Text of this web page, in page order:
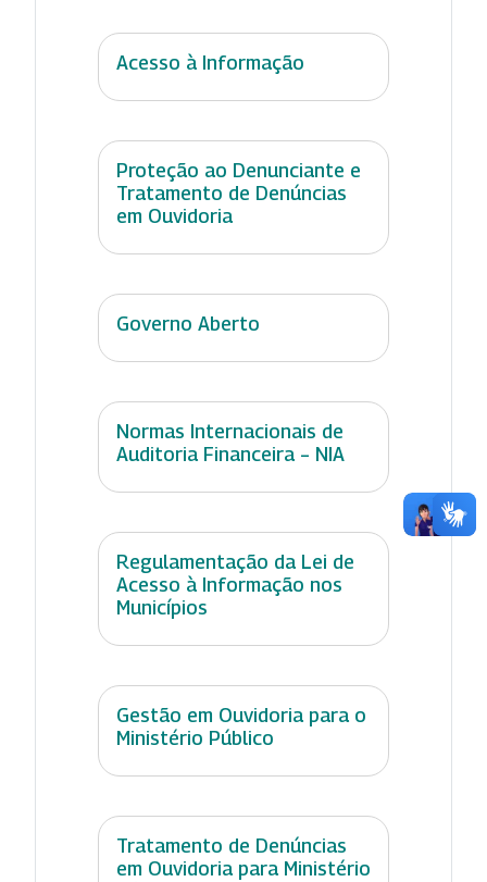
Acesso à Informação
Proteção ao Denunciante e
Tratamento de Denúncias
em Ouvidoria
Governo Aberto
Normas Internacionais de
Auditoria Financeira – NIA
Regulamentação da Lei de
Acesso à Informação nos
Municípios
Gestão em Ouvidoria para o
Ministério Público
Tratamento de Denúncias
em Ouvidoria para Ministério